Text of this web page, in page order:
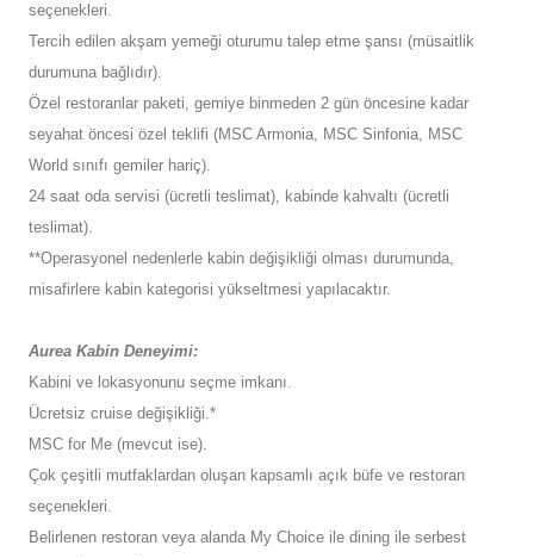
seçenekleri.
Tercih edilen akşam yemeği oturumu talep etme şansı (müsaitlik
durumuna bağlıdır).
Özel restoranlar paketi, gemiye binmeden 2 gün öncesine kadar
seyahat öncesi özel teklifi (MSC Armonia, MSC Sinfonia, MSC
World sınıfı gemiler hariç).
24 saat oda servisi (ücretli teslimat), kabinde kahvaltı (ücretli
teslimat).
**Operasyonel nedenlerle kabin değişikliği olması durumunda,
misafirlere kabin kategorisi yükseltmesi yapılacaktır.
Aurea Kabin Deneyimi:
Kabini ve lokasyonunu seçme imkanı.
Ücretsiz cruise değişikliği.*
MSC for Me (mevcut ise).
Çok çeşitli mutfaklardan oluşan kapsamlı açık büfe ve restoran
seçenekleri.
Belirlenen restoran veya alanda My Choice ile dining ile serbest